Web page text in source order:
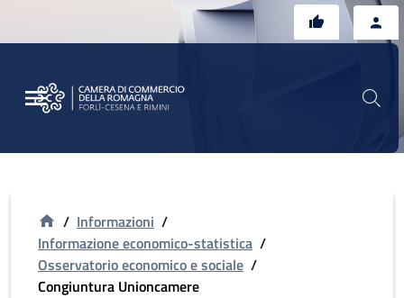
/ Informazioni /
Informazione economico-statistica /
Osservatorio economico e sociale /
Congiuntura Unioncamere